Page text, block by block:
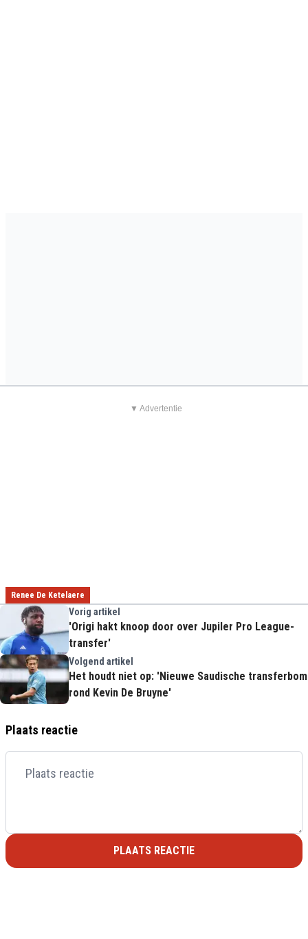
▼ Advertentie
Renee De Ketelaere
Vorig artikel
'Origi hakt knoop door over Jupiler Pro League-
transfer'
Volgend artikel
Het houdt niet op: 'Nieuwe Saudische transferbom
rond Kevin De Bruyne'
Plaats reactie
PLAATS REACTIE